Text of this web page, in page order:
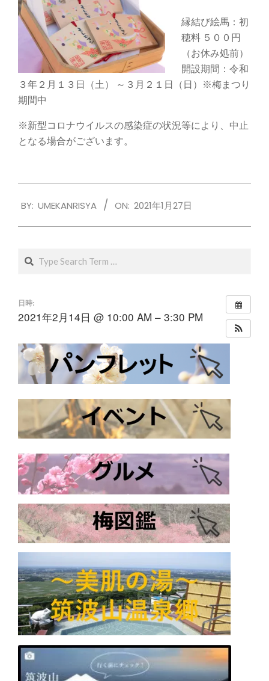
縁結び絵馬：初
穂料 ５００円
（お休み処前）
開設期間：令和
３年２月１３日（土） ～３月２１日（日）※梅まつり
期間中
※新型コロナウイルスの感染症の状況等により、中止
となる場合がございます。
01-
BY: UMEKANRISYA ON: 2021年1月27日
Search
日時:
2021年2月14日 @ 10:00 AM – 3:30 PM